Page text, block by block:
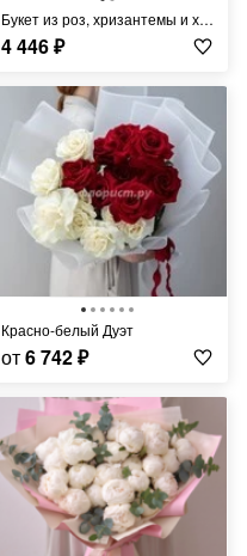
Букет из роз, хризантемы и хлопка
4 446₽
Красно-белый Дуэт
от6 742₽